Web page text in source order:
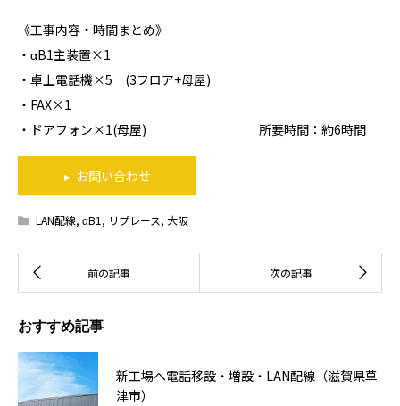
《工事内容・時間まとめ》
・αB1主装置×1
・卓上電話機×5 (3フロア+母屋)
・FAX×1
・ドアフォン×1(母屋) 所要時間：約6時間
▸ お問い合わせ
LAN配線, αB1 , リプレース, 大阪
おすすめ記事
新工場へ電話移設・増設・LAN配線（滋賀県草
津市）